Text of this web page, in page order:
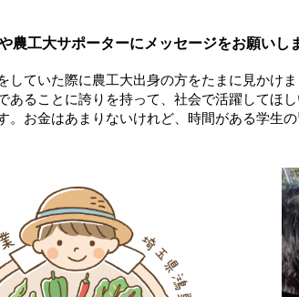
農工大サポーターにメッセージをお願いし
していた際に農工大出身の方をたまに見かけ
あることに誇りを持って、社会で活躍してほ
。お金はあまりないけれど、時間がある学生